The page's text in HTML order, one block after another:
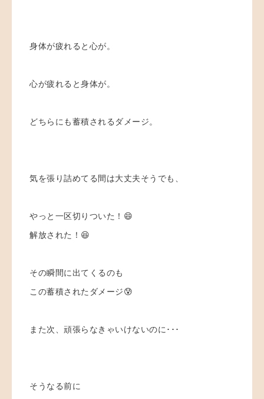
身体が疲れると心が。
心が疲れると身体が。
どちらにも蓄積されるダメージ。
気を張り詰めてる間は大丈夫そうでも、
やっと一区切りついた！😄
解放された！😆
その瞬間に出てくるのも
この蓄積されたダメージ😰
また次、頑張らなきゃいけないのに･･･
そうなる前に